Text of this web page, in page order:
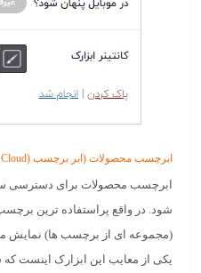
ابرچسب محصولات ( ابر برچسب‌ (Tag Cloud)
ابرچسب محصولات برای دسترسی
شود. در واقع پراستفاده ترین
(مجموعه ای از برچسب ها) نمایش
یکی از معایب این ابزارک اینست که